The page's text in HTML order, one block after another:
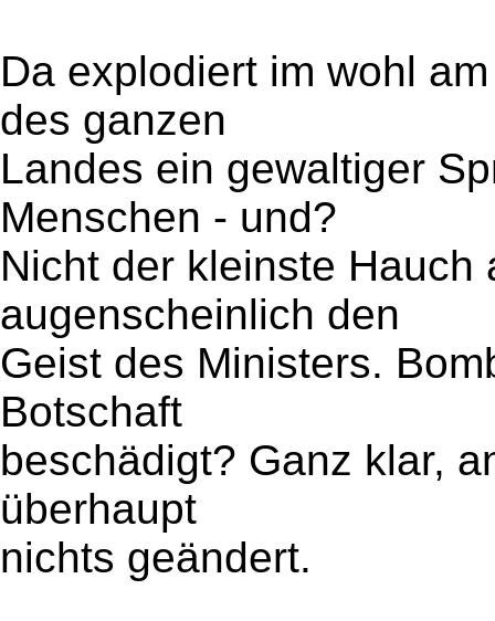
Da explodiert im wohl
des ganzen
Landes ein gewaltiger
Menschen - und?
Nicht der kleinste Hauch
augenscheinlich den
Geist des Ministers.
Botschaft
beschädigt? Ganz klar,
überhaupt
nichts geändert.